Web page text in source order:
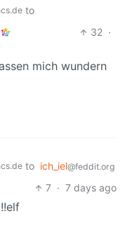
to
32 ·
mich wundern
to ich_iel@feddit.org
7 · 7 days ago